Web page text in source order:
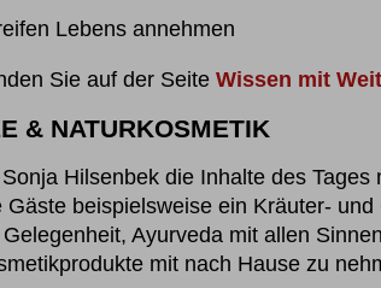
Lebens annehmen
Sie auf der Seite Wissen mit
& NATURKOSMETIK
Hilsenbek die Inhalte des
beispielsweise ein Kräuter-
Ayurveda mit allen
mit nach Hause zu